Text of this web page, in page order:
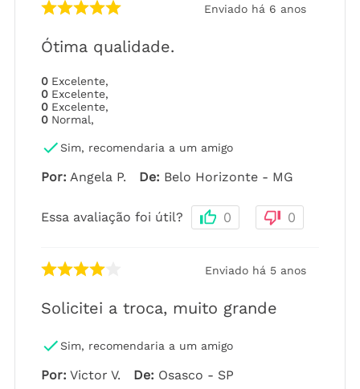
Enviado há 6 anos
Ótima qualidade.
0 Excelente,
0 Excelente,
0 Excelente,
0 Normal,
Sim, recomendaria a um amigo
Por: Angela P. De: Belo Horizonte - MG
Essa avaliação foi útil? 0 0
Enviado há 5 anos
Solicitei a troca, muito grande
Sim, recomendaria a um amigo
Por: Victor V. De: Osasco - SP